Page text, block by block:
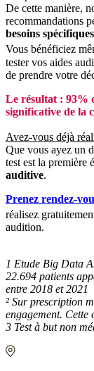
De cette manière,
recommandations
besoins spécifiques
Vous bénéficiez
tester vos aides
de prendre votre
Le résultat : 93%
significative de la
Avez-vous déjà
Que vous ayez un
test est la première
auditive.
Prenez rendez-
réalisez
audition.
1 Etude Big Data
22.694 patients
entre 2018 et 2021
² Sur prescription
engagement. Cette
3 Test à but non